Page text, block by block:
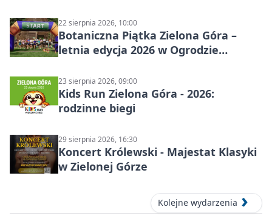
22 sierpnia 2026, 10:00
Botaniczna Piątka Zielona Góra –
letnia edycja 2026 w Ogrodzie
23 sierpnia 2026, 09:00
Kids Run Zielona Góra - 2026:
rodzinne biegi
29 sierpnia 2026, 16:30
Koncert Królewski - Majestat Klasyki
w Zielonej Górze
Kolejne wydarzenia